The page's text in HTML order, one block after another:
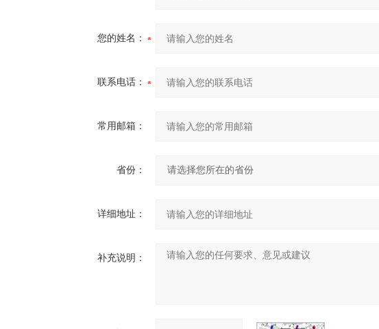
您的姓名：
联系电话：
常用邮箱：
省份：
详细地址：
补充说明：